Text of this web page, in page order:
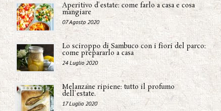
Aperitivo d'estate: come farlo a casa e cosa
mangiare
07 Agosto 2020
Lo sciroppo di Sambuco con i fiori del parco:
come prepararlo a casa
24 Luglio 2020
Melanzane ripiene: tutto il profumo
dell'estate.
17 Luglio 2020